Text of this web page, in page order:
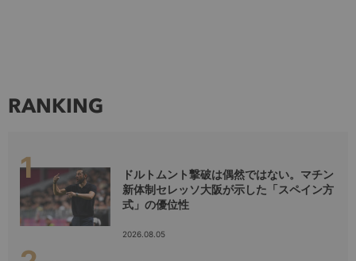
RANKING
ドルトムント撃破は偶然ではない。マチン
新体制セレッソ大阪が示した「スペイン方
式」の優位性
2026.08.05